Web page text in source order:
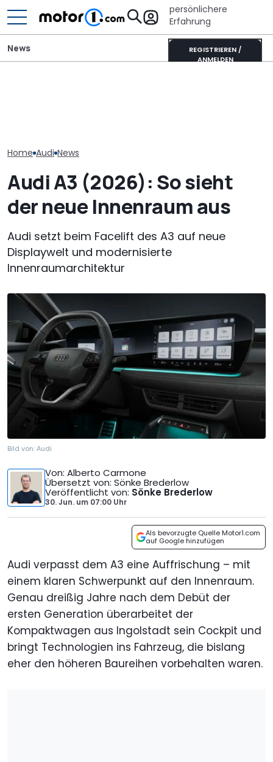
persönlichere
Erfahrung
REGISTRIEREN /
ANMELDEN
News
Home Audi News
Audi A3 (2026): So sieht
der neue Innenraum aus
Audi setzt beim Facelift des A3 auf neue
Displaywelt und modernisierte
Innenraumarchitektur
Bild von:Audi
Von: Alberto Carmone
Übersetzt von: Sönke Brederlow
Veröffentlicht von: Sönke Brederlow
30. Jun. um 07:00 Uhr
Als bevorzugte Quelle Motor1.com
auf Google hinzufügen
Audi verpasst dem A3 eine Auffrischung – mit
einem klaren Schwerpunkt auf den Innenraum.
Genau dreißig Jahre nach dem Debüt der
ersten Generation überarbeitet der
Kompaktwagen aus Ingolstadt sein Cockpit und
bringt Technologien ins Fahrzeug, die bislang
eher den höheren Baureihen vorbehalten waren.